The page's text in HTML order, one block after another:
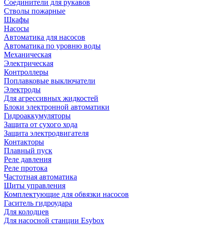
Соединители для рукавов
Стволы пожарные
Шкафы
Насосы
Автоматика для насосов
Автоматика по уровню воды
Механическая
Электрическая
Контроллеры
Поплавковые выключатели
Электроды
Для агрессивных жидкостей
Блоки электронной автоматики
Гидроаккумуляторы
Защита от сухого хода
Защита электродвигателя
Контакторы
Плавный пуск
Реле давления
Реле протока
Частотная автоматика
Щиты управления
Комплектующие для обвязки насосов
Гаситель гидроудара
Для колодцев
Для насосной станции Esybox